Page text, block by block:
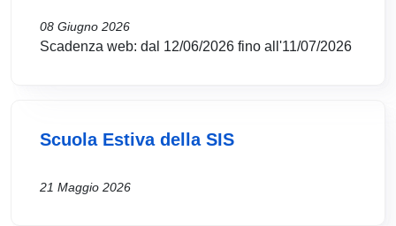
08 Giugno 2026
Scadenza web: dal 12/06/2026 fino all'11/07/2026
Scuola Estiva della SIS
21 Maggio 2026